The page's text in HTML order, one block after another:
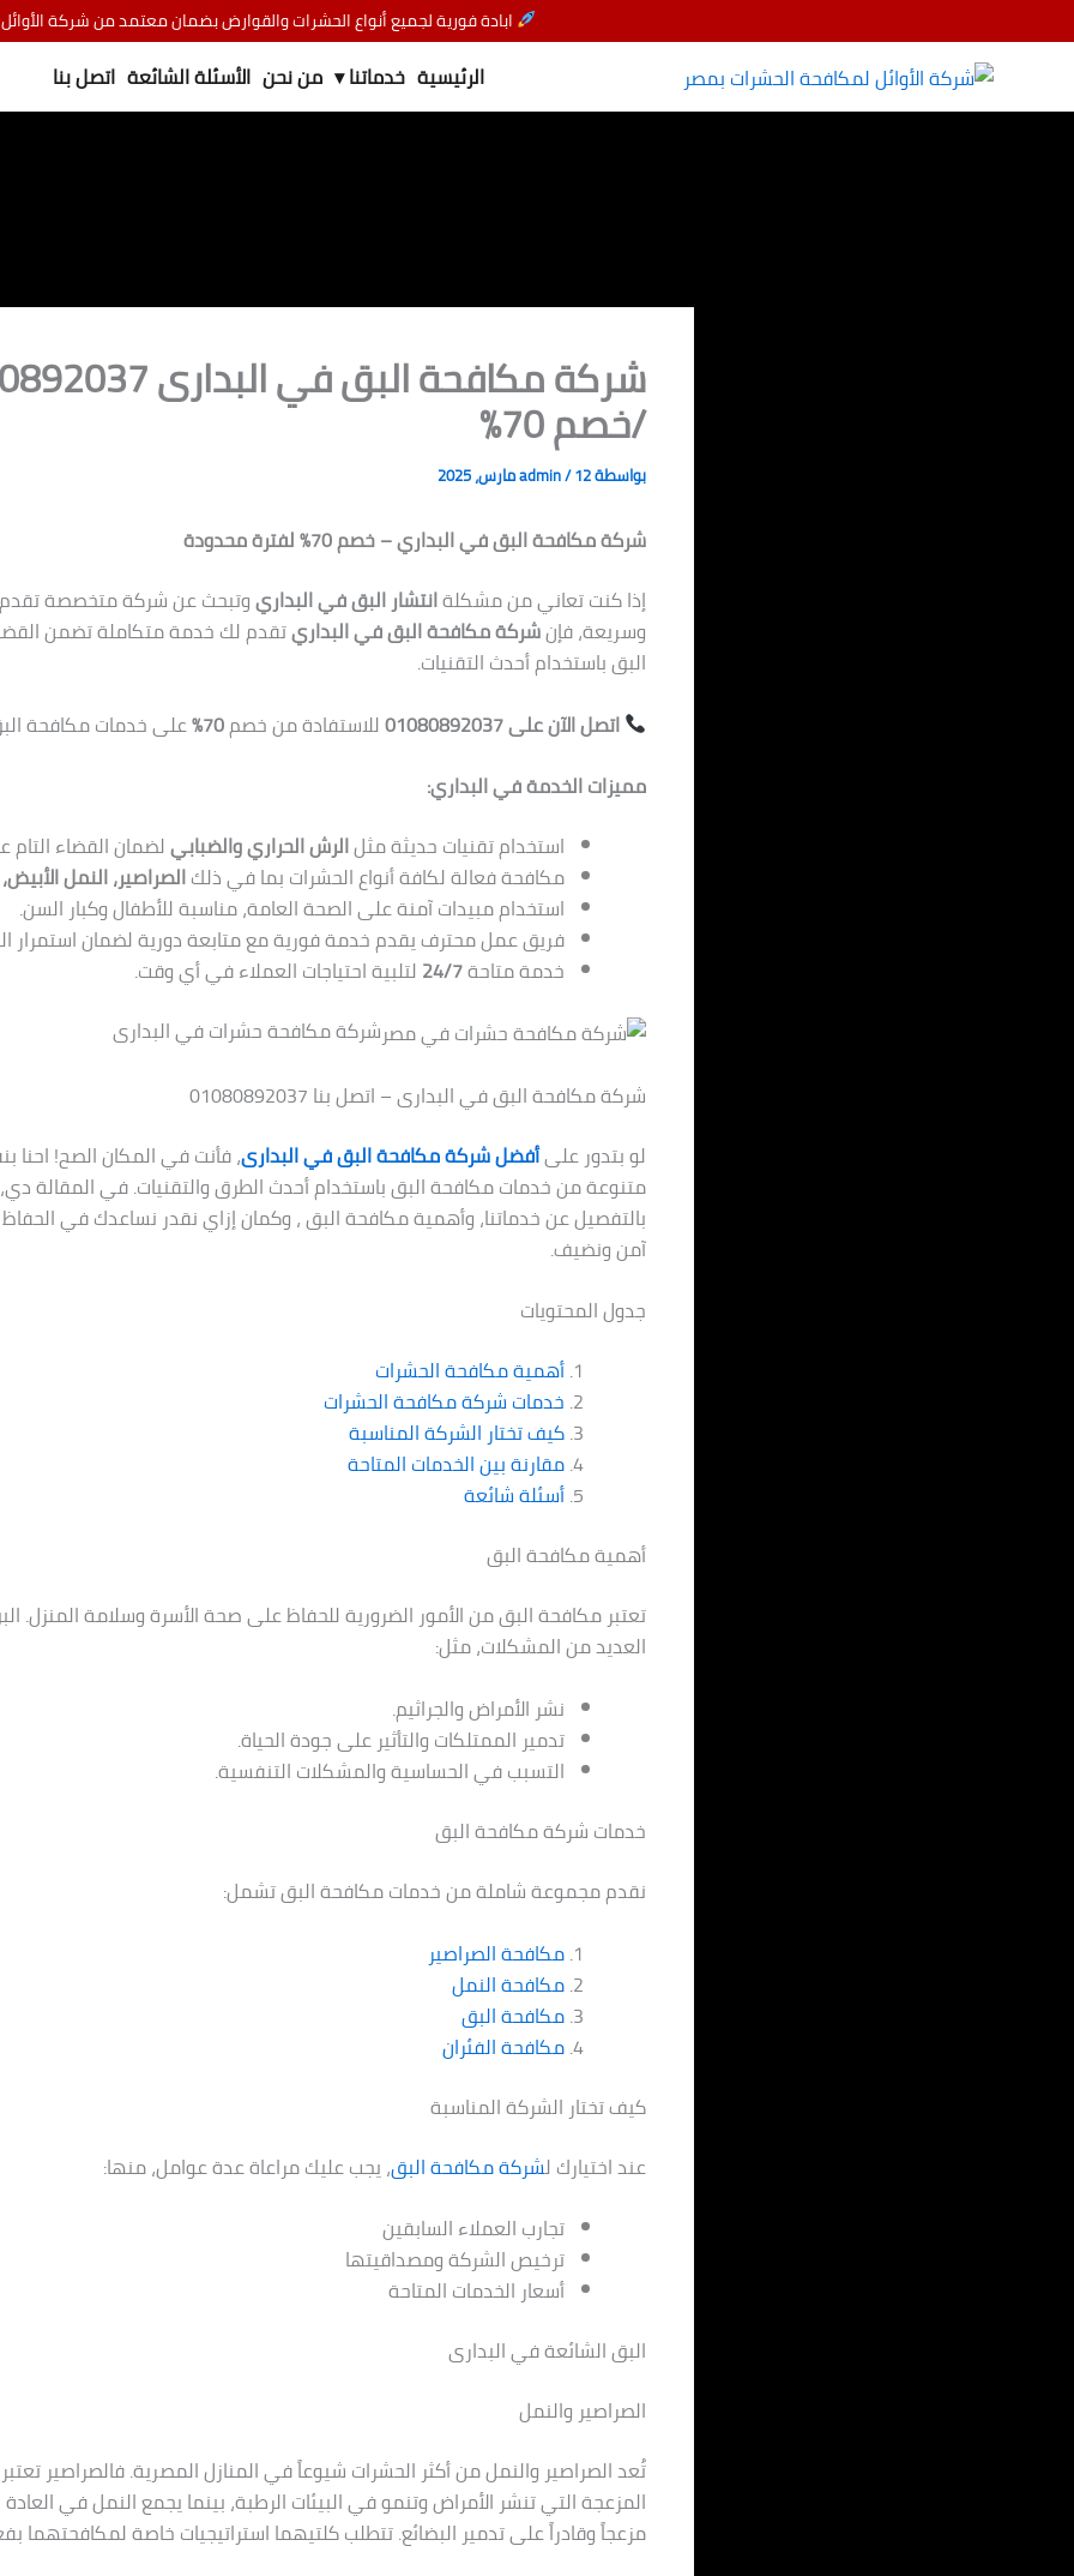
إلى
ابادة فورية لجميع أنواع الحشرات والقوارض بضمان معتمد من شركة الأوائل
الرئيسية خدماتنا ▾ من نحن الأسئلة الشائعة اتصل بنا
شركة مكافحة البق في
/خصم 70%
بواسطة admin/12 مارس، 2025
شركة مكافحة البق في البداري – خصم 70% لفترة محدودة
إذا كنت تعاني من مشكلةانتشار البق في البداريوتبحث عن شركة متخصصة تقدم
وسريعة، فإنشركة مكافحة البق في البداريتقدم لك خدمة متكاملة تضمن
البق باستخدام أحدث التقنيات.
اتصل الآن على 01080892037
للاستفادة من خصم70% على خدمات مكافحة
مميزات الخدمة في البداري:
استخدام تقنيات حديثة مثلالرش الحراري والضبابيلضمان القضاء التام
مكافحة فعالة لكافة أنواع الحشرات بما في ذلكالصراصير، النمل
استخدام مبيدات آمنة على الصحة العامة، مناسبة للأطفال وكبار السن.
فريق عمل محترف يقدم خدمة فورية مع متابعة دورية لضمان استمرار
خدمة متاحة24/7 لتلبية احتياجات العملاء في أي وقت.
شركة مكافحة حشرات في البدارى
شركة مكافحة البق في البدارى – اتصل بنا 01080892037
لو بتدور علىأفضل شركة مكافحة البق في البدارى، فأنت في المكان الصح! احنا
متنوعة من خدمات مكافحة البق باستخدام أحدث الطرق والتقنيات. في المقالة
بالتفصيل عن خدماتنا، وأهمية مكافحة البق ، وكمان إزاي نقدر نساعدك في
آمن ونضيف.
جدول المحتويات
أهمية مكافحة الحشرات
خدمات شركة مكافحة الحشرات
كيف تختار الشركة المناسبة
مقارنة بين الخدمات المتاحة
أسئلة شائعة
أهمية مكافحة البق
تعتبر مكافحة البق من الأمور الضرورية للحفاظ على صحة الأسرة وسلامة المنزل.
العديد من المشكلات، مثل:
نشر الأمراض والجراثيم.
تدمير الممتلكات والتأثير على جودة الحياة.
التسبب في الحساسية والمشكلات التنفسية.
خدمات شركة مكافحة البق
نقدم مجموعة شاملة من خدمات مكافحة البق تشمل:
مكافحة الصراصير
مكافحة النمل
مكافحة البق
مكافحة الفئران
كيف تختار الشركة المناسبة
عند اختيارك لشركة مكافحة البق، يجب عليك مراعاة عدة عوامل، منها:
تجارب العملاء السابقين
ترخيص الشركة ومصداقيتها
أسعار الخدمات المتاحة
البق الشائعة في البدارى
الصراصير والنمل
تُعد الصراصير والنمل من أكثر الحشرات شيوعاً في المنازل المصرية. فالصراصير
المزعجة التي تنشر الأمراض وتنمو في البيئات الرطبة، بينما يجمع النمل في
مزعجاً وقادراً على تدمير البضائع. تتطلب كلتيهما استراتيجيات خاصة لمكافحتهما